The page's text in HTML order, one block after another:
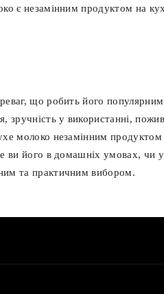
є незамінним продуктом на
що робить його
зручність у використанні,
молоко незамінним
ви його в домашніх умовах, чи
та практичним вибором.